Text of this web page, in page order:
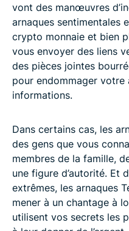
vont des manœuvres
arnaques sentimentales
crypto monnaie et bien
vous envoyer des liens
des pièces jointes
pour endommager
informations.
Dans certains cas, les
des gens que vous
membres de la famille,
une figure d’autorité. Et
extrêmes, les arnaques
mener à un chantage à
utilisent vos secrets les